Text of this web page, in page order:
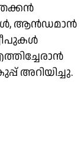
ആൻഡമാൻ
അറിയിച്ചു.